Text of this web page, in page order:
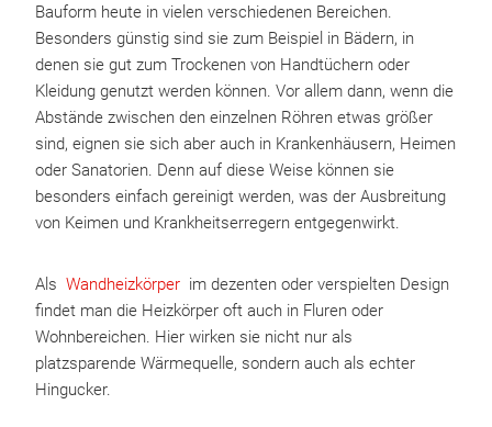
Bauform heute in vielen verschiedenen Bereichen.
Besonders günstig sind sie zum Beispiel in Bädern, in
denen sie gut zum Trockenen von Handtüchern oder
Kleidung genutzt werden können. Vor allem dann, wenn die
Abstände zwischen den einzelnen Röhren etwas größer
sind, eignen sie sich aber auch in Krankenhäusern, Heimen
oder Sanatorien. Denn auf diese Weise können sie
besonders einfach gereinigt werden, was der Ausbreitung
von Keimen und Krankheitserregern entgegenwirkt.
Als Wandheizkörper im dezenten oder verspielten Design
findet man die Heizkörper oft auch in Fluren oder
Wohnbereichen. Hier wirken sie nicht nur als
platzsparende Wärmequelle, sondern auch als echter
Hingucker.